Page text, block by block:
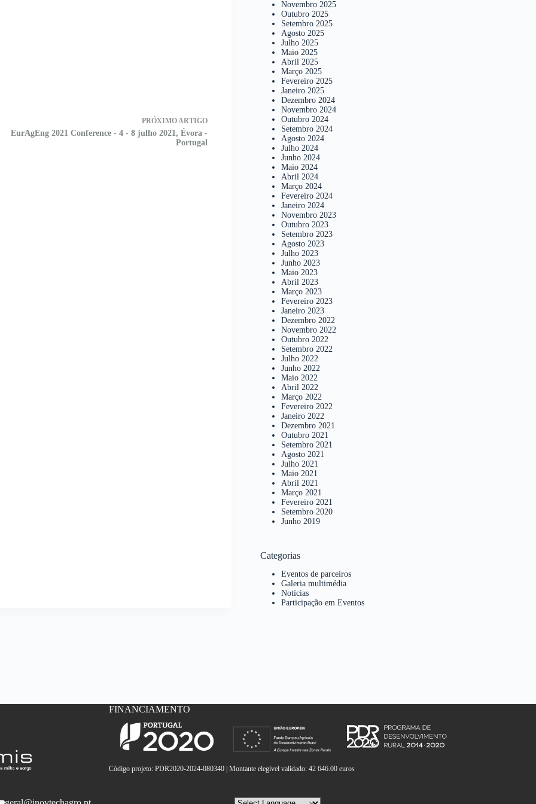
PRÓXIMOARTIGO
EurAgEng 2021 Conference - 4 - 8 julho 2021, Évora -
Portugal
Novembro 2025
Outubro 2025
Setembro 2025
Agosto 2025
Julho 2025
Maio 2025
Abril 2025
Março 2025
Fevereiro 2025
Janeiro 2025
Dezembro 2024
Novembro 2024
Outubro 2024
Setembro 2024
Agosto 2024
Julho 2024
Junho 2024
Maio 2024
Abril 2024
Março 2024
Fevereiro 2024
Janeiro 2024
Novembro 2023
Outubro 2023
Setembro 2023
Agosto 2023
Julho 2023
Junho 2023
Maio 2023
Abril 2023
Março 2023
Fevereiro 2023
Janeiro 2023
Dezembro 2022
Novembro 2022
Outubro 2022
Setembro 2022
Julho 2022
Junho 2022
Maio 2022
Abril 2022
Março 2022
Fevereiro 2022
Janeiro 2022
Dezembro 2021
Outubro 2021
Setembro 2021
Agosto 2021
Julho 2021
Maio 2021
Abril 2021
Março 2021
Fevereiro 2021
Setembro 2020
Junho 2019
Categorias
Eventos de parceiros
Galeria multimédia
Notícias
Participação em Eventos
FINANCIAMENTO
Código projeto: PDR2020-2024-080340 | Montante elegível validado: 42 646.00 euros